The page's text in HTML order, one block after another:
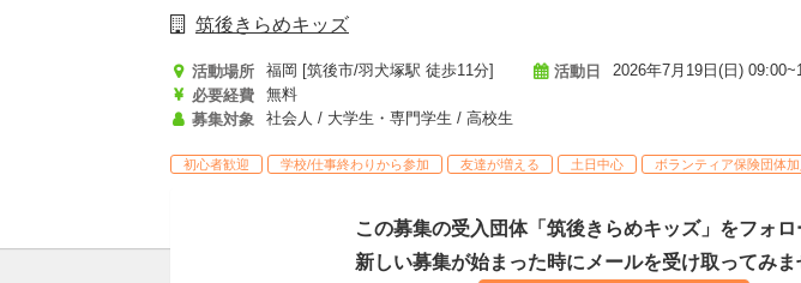
筑後きらめキッズ
活動場所
福岡 [筑後市/羽犬塚駅 徒歩11分]
必要経費
無料
募集対象
社会人 / 大学生・専門学生 / 高校生
活動日
初心者歓迎 学校/仕事終わりから参加 友達が増える 土日中心 ボランティア保険団体加
この募集の受入団体「筑後きらめキッズ」をフォロ
新しい募集が始まった時にメールを受け取ってみま